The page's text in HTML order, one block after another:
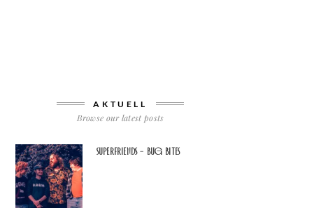
AKTUELL
Browse our latest posts
Superfriends – Bug Bites